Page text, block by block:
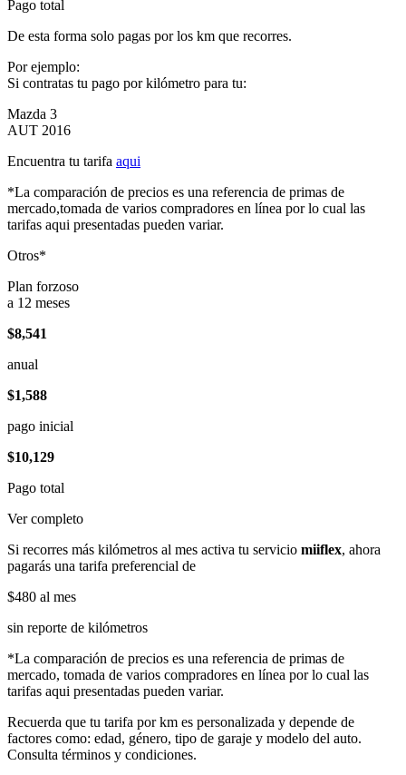
Pago total
De esta forma solo pagas por los km que recorres.
Por ejemplo:
Si contratas tu pago por kilómetro para tu:
Mazda 3
AUT 2016
Encuentra tu tarifa aqui
*La comparación de precios es una referencia de primas de
mercado,tomada de varios compradores en línea por lo cual las
tarifas aqui presentadas pueden variar.
Otros*
Plan forzoso
a 12 meses
$8,541
anual
$1,588
pago inicial
$10,129
Pago total
Ver completo
Si recorres más kilómetros al mes activa tu servicio miiflex, ahora
pagarás una tarifa preferencial de
$480 al mes
sin reporte de kilómetros
*La comparación de precios es una referencia de primas de
mercado, tomada de varios compradores en línea por lo cual las
tarifas aqui presentadas pueden variar.
Recuerda que tu tarifa por km es personalizada y depende de
factores como: edad, género, tipo de garaje y modelo del auto.
Consulta términos y condiciones.